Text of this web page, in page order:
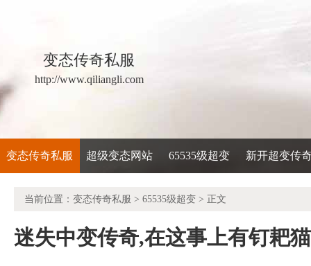
变态传奇私服
http://www.qiliangli.com
变态传奇私服 超级变态网站 65535级超变 新开超变传
当前位置： 变态传奇私服 > 65535级超变 > 正文
迷失中变传奇,在这事上有钉耙